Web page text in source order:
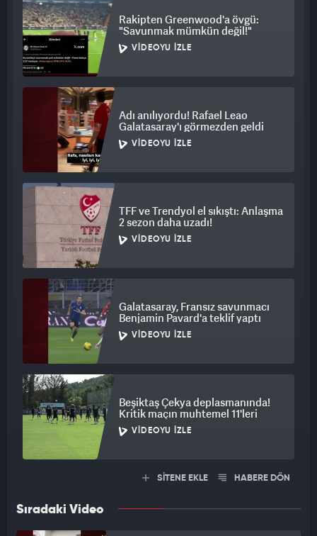
Rakipten Greenwood'a övgü:
"Savunmak mümkün değil!"
VIDEOYU İZLE
Adı anılıyordu! Rafael Leao
Galatasaray'ı görmezden geldi
VIDEOYU İZLE
TFF ve Trendyol el sıkıştı: Anlaşma
2 sezon daha uzadı!
VIDEOYU İZLE
Galatasaray, Fransız savunmacı
Benjamin Pavard'a teklif yaptı
VIDEOYU İZLE
Beşiktaş Çekya deplasmanında!
Kritik maçın muhtemel 11'leri
VIDEOYU İZLE
SİTENE EKLE HABERE DÖN
Sıradaki Video